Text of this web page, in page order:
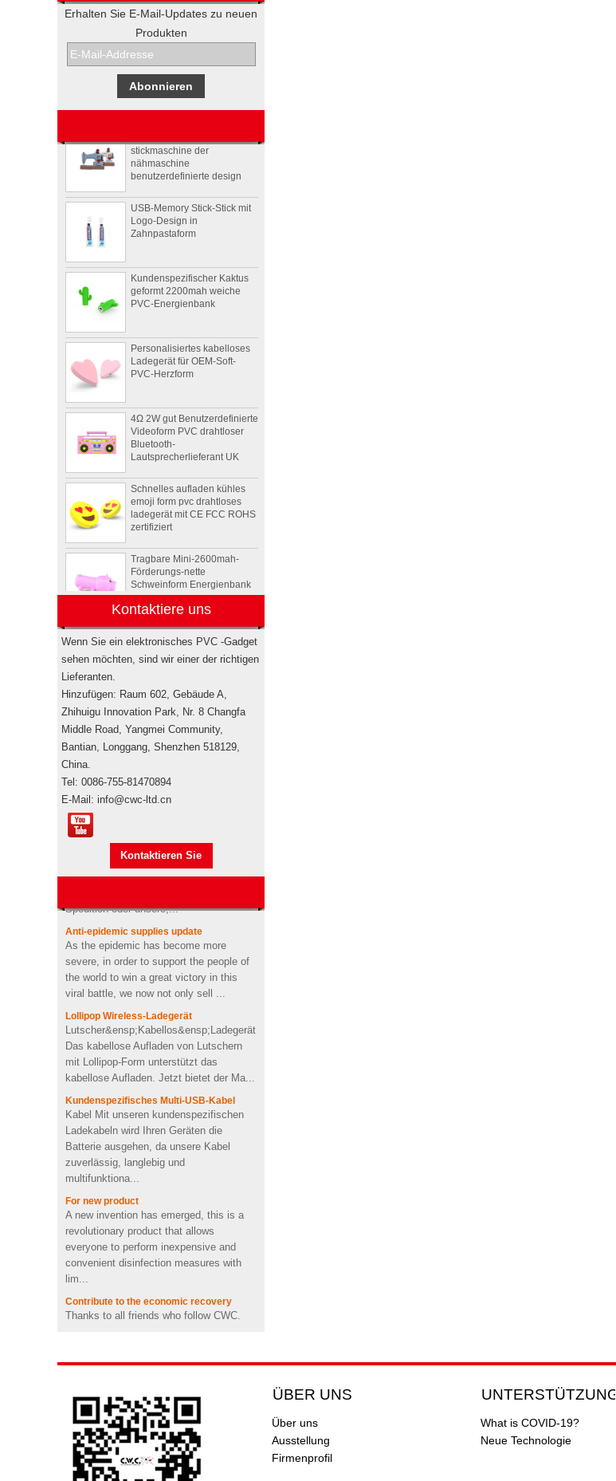
Erhalten Sie E-Mail-Updates zu neuen
Produkten
Elektronische
Werbegeschenkboxen von
Pepsi
nähmaschine
benutzerdefinierte design
Logo-Design in
Zahnpastaform
geformt 2200mah weiche
PVC-Energienbank
Ladegerät für OEM-Soft-
PVC-Herzform
Videoform PVC drahtloser
Bluetooth-
Lautsprecherlieferant UK
emoji form pvc drahtloses
ladegerät mit CE FCC ROHS
zertifiziert
Förderungs-nette
Schweinform Energienbank
mit Li-Polymer-Batterie
Tier Schildkröte Form OEM
PVC 4 GB 8 GB 16 GB USB
2.0 Flash-Laufwerk Hersteller
Lautsprecher der
kundenspezifischen
Energiegetränkflasche
Minilautsprecher USA
Werbegeschenkboxen von
Pepsi
stickmaschine der
benutzerdefinierte design
USB-Memory Stick-Stick mit
Zahnpastaform
Kundenspezifischer Kaktus
geformt 2200mah weiche
Personalisiertes kabelloses
Ladegerät für OEM-Soft-
PVC-Herzform
4Ω 2W gut Benutzerdefinierte
Videoform PVC drahtloser
Bluetooth-
Lautsprecherlieferant UK
emoji form pvc drahtloses
ladegerät mit CE FCC ROHS
zertifiziert
Tragbare Mini-2600mah-
mit Li-Polymer-Batterie
Drahtlose bluetooth
Lautsprecher der
kundenspezifischen
Rockstar-
Energiegetränkflasche
Minilautsprecher USA
Kontaktiere uns
Wenn Sie ein elektronisches PVC -Gadget
sehen möchten, sind wir einer der richtigen
Lieferanten.
Hinzufügen: Raum 602, Gebäude A,
Zhihuigu Innovation Park, Nr. 8 Changfa
Middle Road, Yangmei Community,
Bantian, Longgang, Shenzhen 518129,
China.
Tel: 0086-755-81470894
E-Mail: info@cwc-ltd.cn
Kontaktieren Sie
Markenautorisierung
Markenautorisierung Werbeartikel sind
Markenprodukte, wenn sie den
Seetransport für den Import
übernehmen"s durch Ihre eigene
Anti-epidemic supplies update
As the epidemic has become more
severe, in order to support the people of
the world to win a great victory in this
viral battle, we now not only sell ...
Lollipop Wireless-Ladegerät
Lutscher&ensp;Kabellos&ensp;Ladegerät
Das kabellose Aufladen von Lutschern
mit Lollipop-Form unterstützt das
kabellose Aufladen. Jetzt bietet der Ma...
Kundenspezifisches Multi-USB-Kabel
Kabel Mit unseren kundenspezifischen
Ladekabeln wird Ihren Geräten die
Batterie ausgehen, da unsere Kabel
zuverlässig, langlebig und
multifunktiona...
For new product
A new invention has emerged, this is a
revolutionary product that allows
everyone to perform inexpensive and
convenient disinfection measures with
lim...
Contribute to the economic recovery
Thanks to all friends who follow CWC.
Thank you for your continued support. In
LEGO USB DATE KABEL
ABEL
Lego&ensp;Ziegelsteine&ensp;sind&ens
p;Lieblingsspielzeug für Kinder. Die
plaktischen Blöcke haben an einem Ende
ÜBER UNS
Über uns
Ausstellung
Firmenprofil
UNTERSTÜTZUNG
What is COVID-19?
Neue Technologie